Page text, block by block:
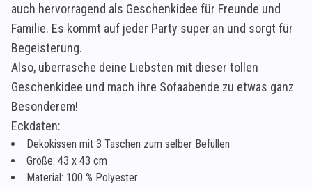
auch hervorragend als Geschenkidee für Freunde und
Familie. Es kommt auf jeder Party super an und sorgt für
Begeisterung.
Also, überrasche deine Liebsten mit dieser tollen
Geschenkidee und mach ihre Sofaabende zu etwas ganz
Besonderem!
Eckdaten:
Dekokissen mit 3 Taschen zum selber Befüllen
Größe: 43 x 43 cm
Material: 100 % Polyester